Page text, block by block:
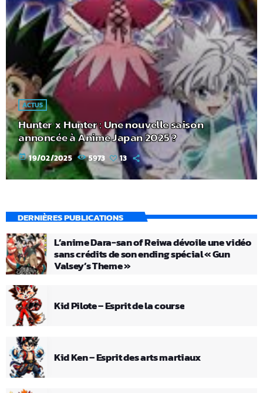
ACTUS
Hunter x Hunter : Une nouvelle saison
annoncée à Anime Japan 2025 ?
today 19/02/2025 5973 13
DERNIÈRES PUBLICATIONS
L’anime Dara-san of Reiwa dévoile une vidéo
sans crédits de son ending spécial « Gun
Valsey’s Theme »
Kid Pilote – Esprit de la course
Kid Ken – Esprit des arts martiaux